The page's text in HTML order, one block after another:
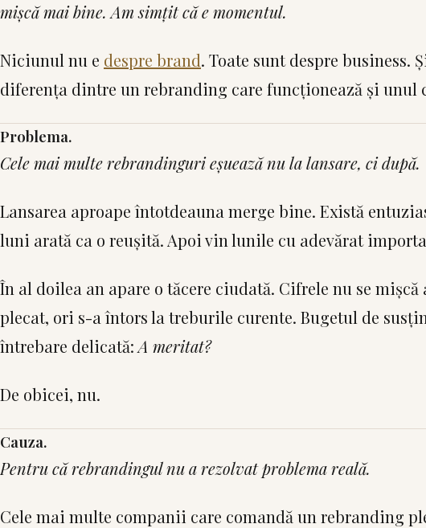
mișcă mai bine. Am simțit că e momentul.
Niciunul nu e despre brand. Toate sunt despre
diferența dintre un rebranding care funcționează și unul
Problema.
Cele mai multe rebrandinguri eșuează nu la lansare, ci după.
Lansarea aproape întotdeauna merge bine. Există
luni arată ca o reușită. Apoi vin lunile cu adevărat
În al doilea an apare o tăcere ciudată. Cifrele nu se
plecat, ori s-a întors la treburile curente. Bugetul de
întrebare delicată:A meritat?
De obicei, nu.
Cauza.
Pentru că rebrandingul nu a rezolvat problema reală.
Cele mai multe companii care comandă un rebranding